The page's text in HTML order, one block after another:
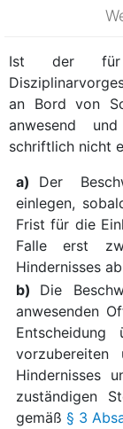
Ist der für
an Bord von
anwesend
schriftlich nicht
a)
Der
einlegen,
Frist für die
Falle erst
Hindernisses
b)
Die
anwesenden
Hindernisses
zuständigen
gemäß § 3